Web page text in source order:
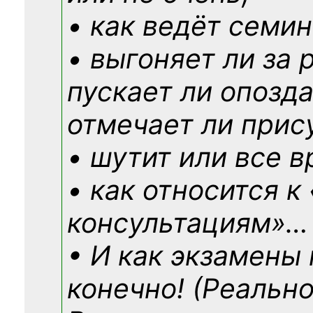
• как ведёт
• выгоняет ли за
пускает ли
отмечает ли
• шутит или все
• как относится
консультациям»…
• И как экзамены
конечно!